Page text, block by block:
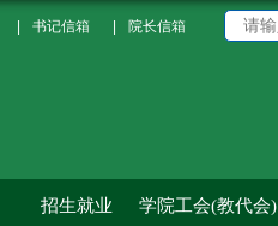
书记信箱 院长信箱
招生就业 学院工会(教代会)